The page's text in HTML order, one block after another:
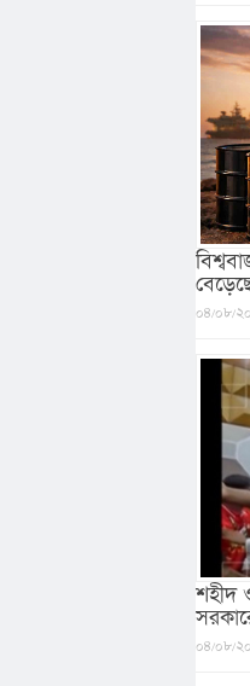
০৪/০৮/
শহীদ
০৪/০৮/